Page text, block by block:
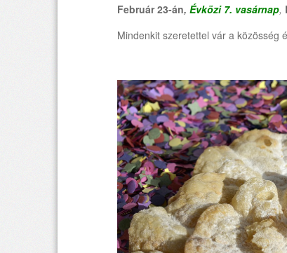
Február 23-án, Évközi 7. vasárnap,
Mindenkit szeretettel vár a közösség